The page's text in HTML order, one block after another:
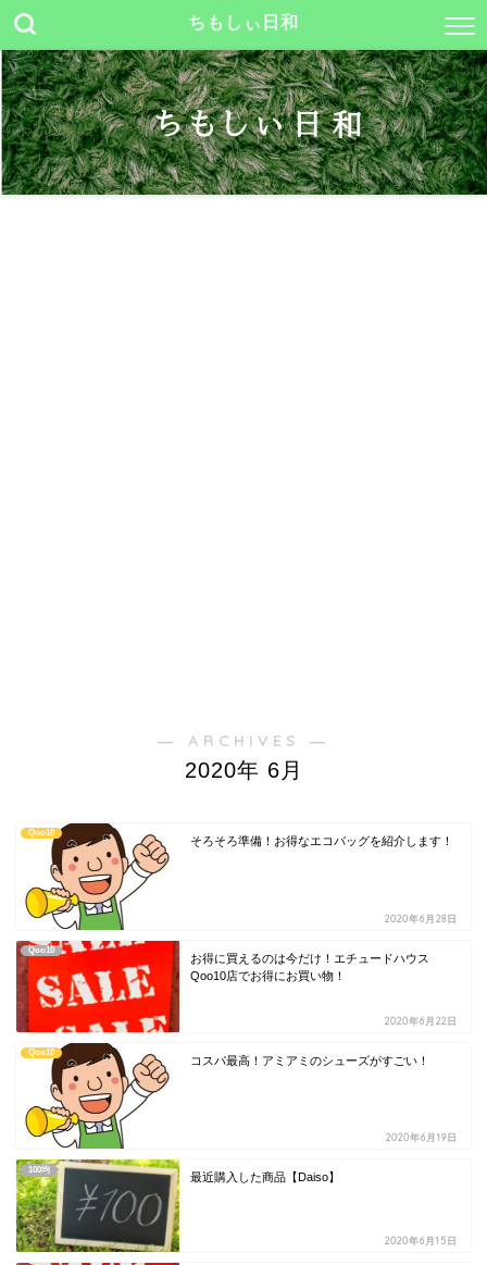
ちもしぃ日和
― ARCHIVES ―
2020年 6月
Qoo10
そろそろ準備！お得なエコバッグを紹介します！
2020年6月28日
Qoo10
お得に買えるのは今だけ！エチュードハウス
Qoo10店でお得にお買い物！
2020年6月22日
Qoo10
コスパ最高！アミアミのシューズがすごい！
2020年6月19日
100均
最近購入した商品【Daiso】
2020年6月15日